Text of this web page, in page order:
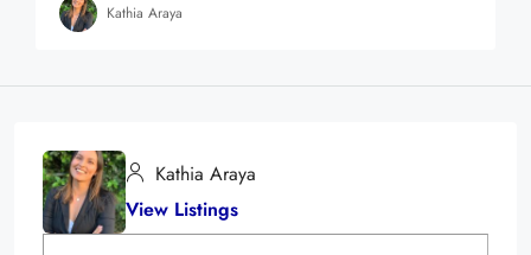
Kathia Araya
Kathia Araya
View Listings